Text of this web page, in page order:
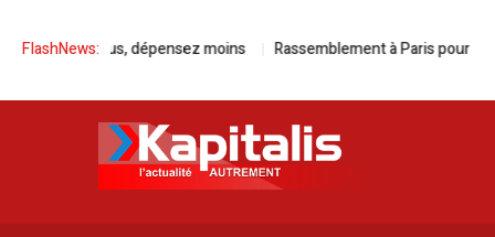
FlashNews:
roulez plus, dépensez moins Rassemblement à Paris pour la